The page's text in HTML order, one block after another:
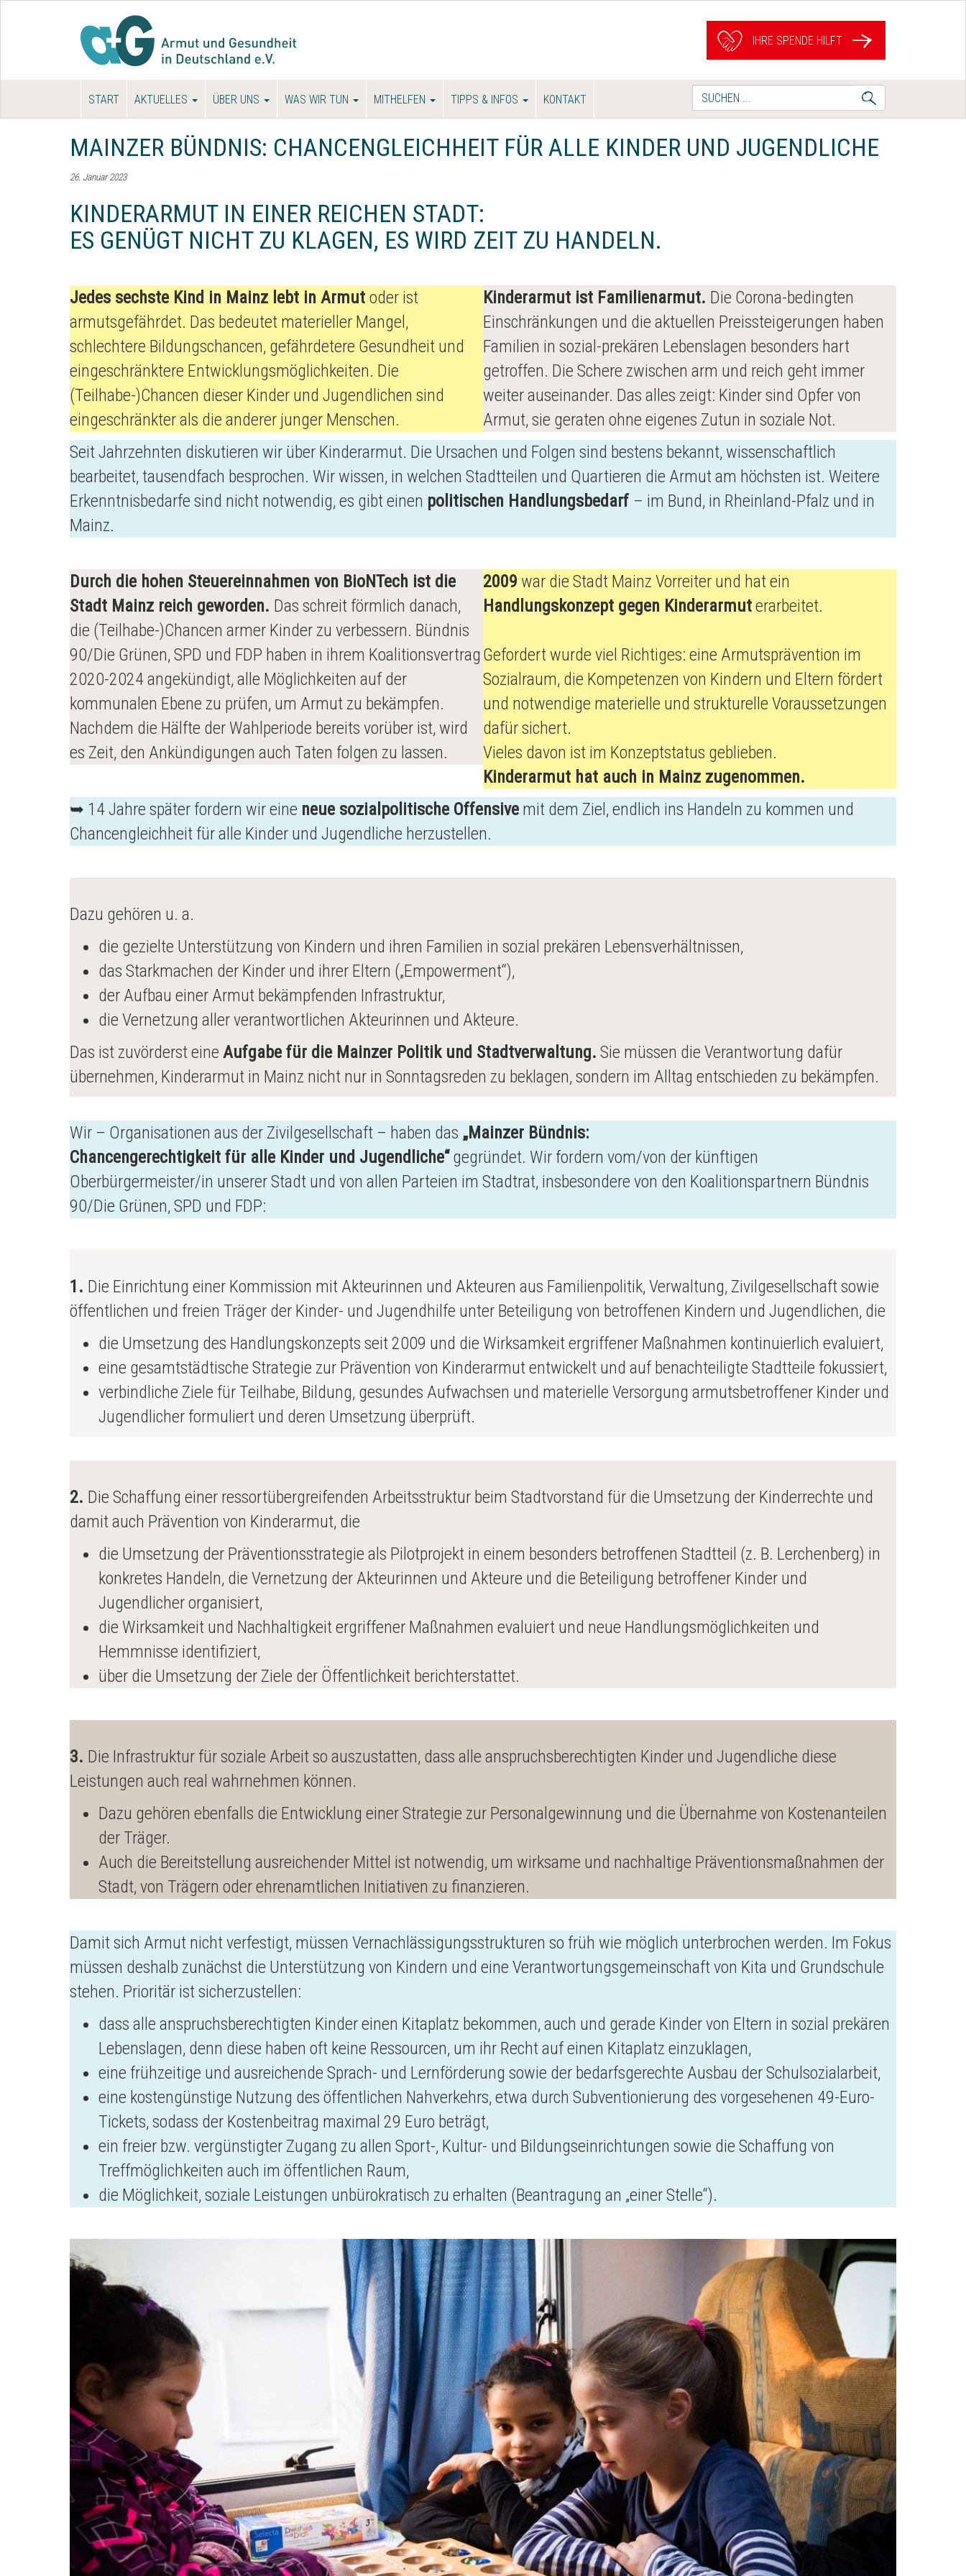
IHRE SPENDE HILFT
START AKTUELLES ÜBER UNS WAS WIR TUN MITHELFEN TIPPS & INFOS KONTAKT
Suche
nach:
MAINZER BÜNDNIS: CHANCENGLEICHHEIT FÜR ALLE KINDER UND JUGENDLICHE
26. Januar 2023
KINDERARMUT IN EINER REICHEN STADT:
ES GENÜGT NICHT ZU KLAGEN, ES WIRD ZEIT ZU HANDELN.
Jedes sechste Kind in Mainz lebt in Armut oder ist
armutsgefährdet. Das bedeutet materieller Mangel,
schlechtere Bildungschancen, gefährdetere Gesundheit und
eingeschränktere Entwicklungsmöglichkeiten. Die
(Teilhabe-)Chancen dieser Kinder und Jugendlichen sind
eingeschränkter als die anderer junger Menschen.
Kinderarmut ist Familienarmut. Die Corona-bedingten
Einschränkungen und die aktuellen Preissteigerungen haben
Familien in sozial-prekären Lebenslagen besonders hart
getroffen. Die Schere zwischen arm und reich geht immer
weiter auseinander. Das alles zeigt: Kinder sind Opfer von
Armut, sie geraten ohne eigenes Zutun in soziale Not.
Seit Jahrzehnten diskutieren wir über Kinderarmut. Die Ursachen und Folgen sind bestens bekannt, wissenschaftlich
bearbeitet, tausendfach besprochen. Wir wissen, in welchen Stadtteilen und Quartieren die Armut am höchsten ist. Weitere
Erkenntnisbedarfe sind nicht notwendig, es gibt einen politischen Handlungsbedarf – im Bund, in Rheinland-Pfalz und in
Mainz.
Durch die hohen Steuereinnahmen von BioNTech ist die
Stadt Mainz reich geworden. Das schreit förmlich danach,
die (Teilhabe-)Chancen armer Kinder zu verbessern. Bündnis
90/Die Grünen, SPD und FDP haben in ihrem Koalitionsvertrag
2020-2024 angekündigt, alle Möglichkeiten auf der
kommunalen Ebene zu prüfen, um Armut zu bekämpfen.
Nachdem die Hälfte der Wahlperiode bereits vorüber ist, wird
es Zeit, den Ankündigungen auch Taten folgen zu lassen.
2009 war die Stadt Mainz Vorreiter und hat ein
Handlungskonzept gegen Kinderarmuterarbeitet.
Gefordert wurde viel Richtiges: eine Armutsprävention im
Sozialraum, die Kompetenzen von Kindern und Eltern fördert
und notwendige materielle und strukturelle Voraussetzungen
dafür sichert.
Vieles davon ist im Konzeptstatus geblieben.
Kinderarmut hat auch in Mainz zugenommen.
➥ 14 Jahre später fordern wir eine neue sozialpolitische Offensive mit dem Ziel, endlich ins Handeln zu kommen und
Chancengleichheit für alle Kinder und Jugendliche herzustellen.
Dazu gehören u. a.
die gezielte Unterstützung von Kindern und ihren Familien in sozial prekären Lebensverhältnissen,
das Starkmachen der Kinder und ihrer Eltern („Empowerment“),
der Aufbau einer Armut bekämpfenden Infrastruktur,
die Vernetzung aller verantwortlichen Akteurinnen und Akteure.
Das ist zuvörderst eine Aufgabe für die Mainzer Politik und Stadtverwaltung. Sie müssen die Verantwortung dafür
übernehmen, Kinderarmut in Mainz nicht nur in Sonntagsreden zu beklagen, sondern im Alltag entschieden zu bekämpfen.
Wir – Organisationen aus der Zivilgesellschaft – haben das „Mainzer Bündnis:
Chancengerechtigkeit für alle Kinder und Jugendliche“gegründet. Wir fordern vom/von der künftigen
Oberbürgermeister/in unserer Stadt und von allen Parteien im Stadtrat, insbesondere von den Koalitionspartnern Bündnis
90/Die Grünen, SPD und FDP:
1. Die Einrichtung einer Kommission mit Akteurinnen und Akteuren aus Familienpolitik, Verwaltung, Zivilgesellschaft sowie
öffentlichen und freien Träger der Kinder- und Jugendhilfe unter Beteiligung von betroffenen Kindern und Jugendlichen, die
die Umsetzung des Handlungskonzepts seit 2009 und die Wirksamkeit ergriffener Maßnahmen kontinuierlich evaluiert,
eine gesamtstädtische Strategie zur Prävention von Kinderarmut entwickelt und auf benachteiligte Stadtteile fokussiert,
verbindliche Ziele für Teilhabe, Bildung, gesundes Aufwachsen und materielle Versorgung armutsbetroffener Kinder und
Jugendlicher formuliert und deren Umsetzung überprüft.
2. Die Schaffung einer ressortübergreifenden Arbeitsstruktur beim Stadtvorstand für die Umsetzung der Kinderrechte und
damit auch Prävention von Kinderarmut, die
die Umsetzung der Präventionsstrategie als Pilotprojekt in einem besonders betroffenen Stadtteil (z. B. Lerchenberg) in
konkretes Handeln, die Vernetzung der Akteurinnen und Akteure und die Beteiligung betroffener Kinder und
Jugendlicher organisiert,
die Wirksamkeit und Nachhaltigkeit ergriffener Maßnahmen evaluiert und neue Handlungsmöglichkeiten und
Hemmnisse identifiziert,
über die Umsetzung der Ziele der Öffentlichkeit berichterstattet.
3. Die Infrastruktur für soziale Arbeit so auszustatten, dass alle anspruchsberechtigten Kinder und Jugendliche diese
Leistungen auch real wahrnehmen können.
Dazu gehören ebenfalls die Entwicklung einer Strategie zur Personalgewinnung und die Übernahme von Kostenanteilen
der Träger.
Auch die Bereitstellung ausreichender Mittel ist notwendig, um wirksame und nachhaltige Präventionsmaßnahmen der
Stadt, von Trägern oder ehrenamtlichen Initiativen zu finanzieren.
Damit sich Armut nicht verfestigt, müssen Vernachlässigungsstrukturen so früh wie möglich unterbrochen werden. Im Fokus
müssen deshalb zunächst die Unterstützung von Kindern und eine Verantwortungsgemeinschaft von Kita und Grundschule
stehen. Prioritär ist sicherzustellen:
dass alle anspruchsberechtigten Kinder einen Kitaplatz bekommen, auch und gerade Kinder von Eltern in sozial prekären
Lebenslagen, denn diese haben oft keine Ressourcen, um ihr Recht auf einen Kitaplatz einzuklagen,
eine frühzeitige und ausreichende Sprach- und Lernförderung sowie der bedarfsgerechte Ausbau der Schulsozialarbeit,
eine kostengünstige Nutzung des öffentlichen Nahverkehrs, etwa durch Subventionierung des vorgesehenen 49-Euro-
Tickets, sodass der Kostenbeitrag maximal 29 Euro beträgt,
ein freier bzw. vergünstigter Zugang zu allen Sport-, Kultur- und Bildungseinrichtungen sowie die Schaffung von
Treffmöglichkeiten auch im öffentlichen Raum,
die Möglichkeit, soziale Leistungen unbürokratisch zu erhalten (Beantragung an „einer Stelle“).